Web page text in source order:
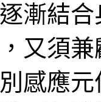
漸結
又須
感應